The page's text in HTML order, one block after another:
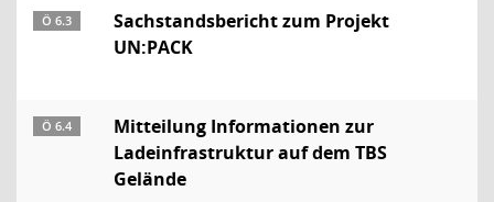
Ö 6.3
Sachstandsbericht zum Projekt
UN:PACK
Ö 6.4
Mitteilung Informationen zur
Ladeinfrastruktur auf dem TBS
Gelände